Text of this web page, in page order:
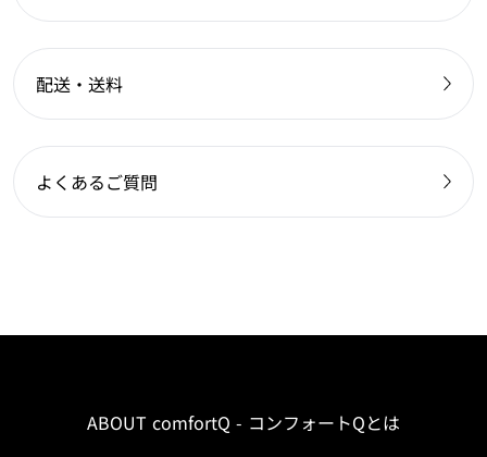
配送・送料
よくあるご質問
ABOUT comfortQ - コンフォートQとは